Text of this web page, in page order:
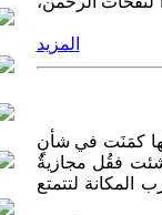
المزيد
كمَنَت في شأنٍ
شئت فقُل مجازيةٌ
لتتمتع